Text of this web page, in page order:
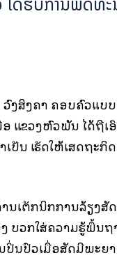
ງສິງຄຳ ຄອບຄົວແບ
ແຂວງຫົວພັນ ໄດ້ຖືເ
ເປັນ ເຮັດໃຫ້ເສດຖະ
ນເຕັກນິກການລ້ຽງສັ
ງ ບວກໃສ່ຄວາມຮູ້ພື້ນ
ນປົວເມື່ອສັດມີພະຍ